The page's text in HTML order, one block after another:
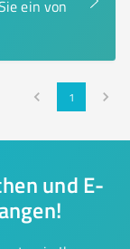
ein von
1
und E-